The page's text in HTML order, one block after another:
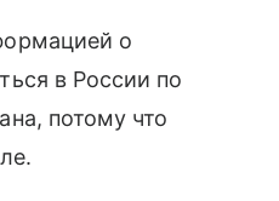
о
в России по
потому что